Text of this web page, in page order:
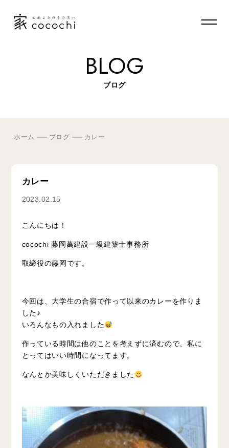
BLOG
ブログ
ホーム ブログ カレー
カレー
2023.02.15
こんにちは！
cocochi 藤岡萬建設一級建築士事務所
取締役の藤岡です。
今回は、大学生の合宿で作って以来のカレーを作りま
した♪
いろんなもの入れました
作っている時間は他のことを考えずに済むので、私に
とってはいい時間になってます。
なんとか美味しくいただきました